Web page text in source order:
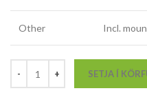
Other Incl.
SETJA Í